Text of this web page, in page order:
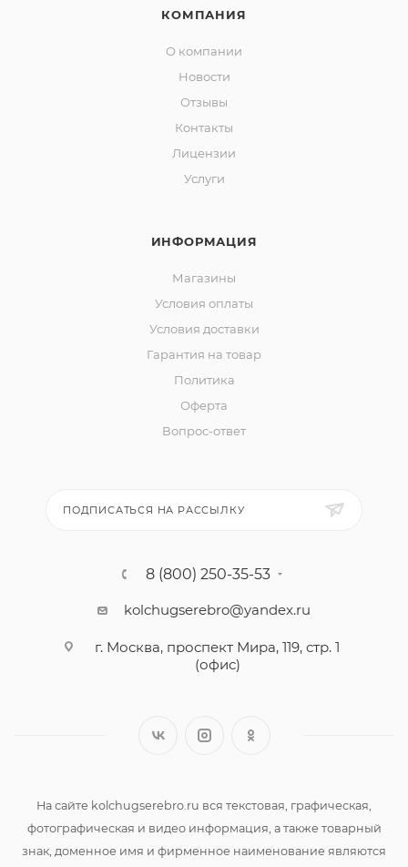
КОМПАНИЯ
О компании
Новости
Отзывы
Контакты
Лицензии
Услуги
ИНФОРМАЦИЯ
Магазины
Условия оплаты
Условия доставки
Гарантия на товар
Политика
Оферта
Вопрос-ответ
ПОДПИСАТЬСЯ НА РАССЫЛКУ
8 (800) 250-35-53
kolchugserebro@yandex.ru
г. Москва, проспект Мира, 119, стр. 1
(офис)
На сайте kolchugserebro.ru вся текстовая, графическая,
фотографическая и видео информация, а также товарный
знак, доменное имя и фирменное наименование являются